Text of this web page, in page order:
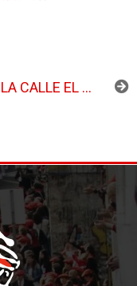
YA EN LA CALLE EL NÚMERO 22 DE LA GACETA DE OLABERRIA